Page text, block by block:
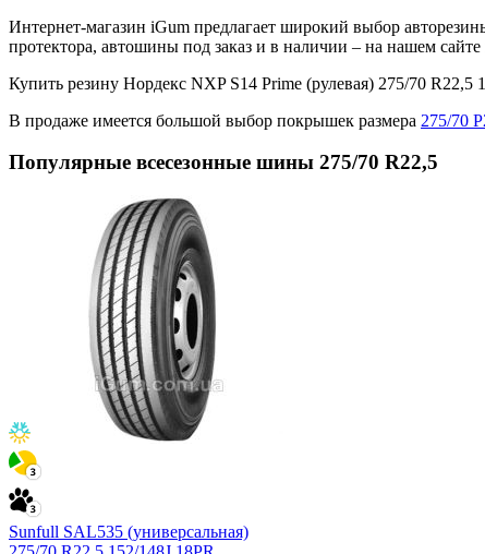
Интернет-магазин iGum предлагает широкий выбор
протектора, автошины под заказ и в наличии – на нашем
Купить резину Нордекс NXP S14 Prime (рулевая) 275/70
В продаже имеется большой выбор покрышек размера 275/70
Популярные всесезонные шины 275/70 R22,5
Sunfull SAL535 (универсальная)